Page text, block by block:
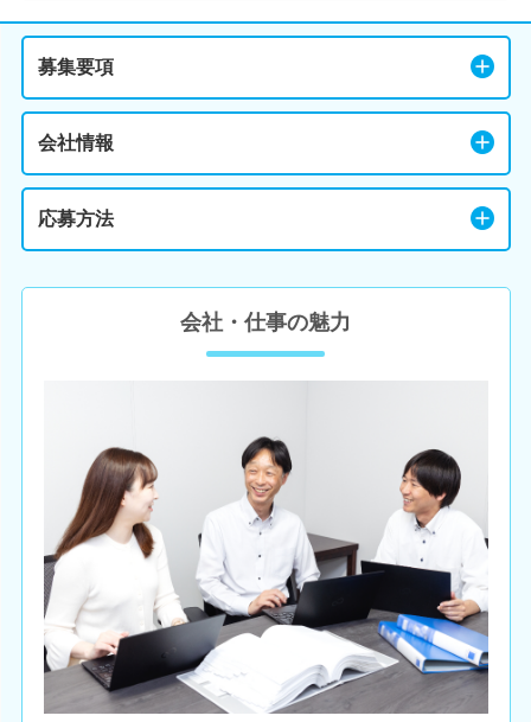
募集要項
会社情報
応募方法
会社・仕事の魅力